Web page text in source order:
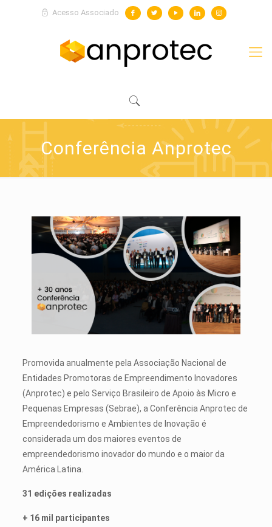
Acesso Associado
Conferência Anprotec
Promovida anualmente pela Associação Nacional de
Entidades Promotoras de Empreendimento Inovadores
(Anprotec) e pelo Serviço Brasileiro de Apoio às Micro e
Pequenas Empresas (Sebrae), a Conferência Anprotec de
Empreendedorismo e Ambientes de Inovação é
considerada um dos maiores eventos de
empreendedorismo inovador do mundo e o maior da
América Latina.
31 edições realizadas
+ 16 mil participantes